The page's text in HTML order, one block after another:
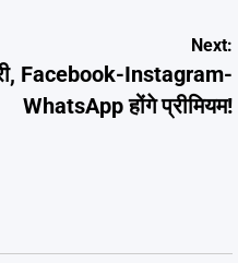
Next:
Facebook-Instagram-
WhatsApp होंगे प्रीमियम!